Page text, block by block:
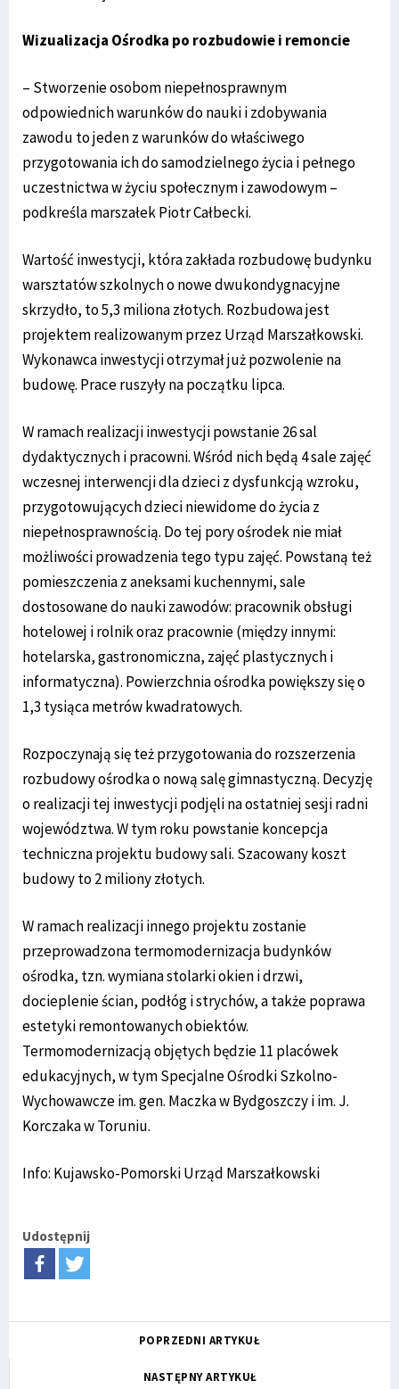
Wizualizacja Ośrodka po rozbudowie i remoncie
– Stworzenie osobom niepełnosprawnym
odpowiednich warunków do nauki i zdobywania
zawodu to jeden z warunków do właściwego
przygotowania ich do samodzielnego życia i pełnego
uczestnictwa w życiu społecznym i zawodowym –
podkreśla marszałek Piotr Całbecki.
Wartość inwestycji, która zakłada rozbudowę budynku
warsztatów szkolnych o nowe dwukondygnacyjne
skrzydło, to 5,3 miliona złotych. Rozbudowa jest
projektem realizowanym przez Urząd Marszałkowski.
Wykonawca inwestycji otrzymał już pozwolenie na
budowę. Prace ruszyły na początku lipca.
W ramach realizacji inwestycji powstanie 26 sal
dydaktycznych i pracowni. Wśród nich będą 4 sale zajęć
wczesnej interwencji dla dzieci z dysfunkcją wzroku,
przygotowujących dzieci niewidome do życia z
niepełnosprawnością. Do tej pory ośrodek nie miał
możliwości prowadzenia tego typu zajęć. Powstaną też
pomieszczenia z aneksami kuchennymi, sale
dostosowane do nauki zawodów: pracownik obsługi
hotelowej i rolnik oraz pracownie (między innymi:
hotelarska, gastronomiczna, zajęć plastycznych i
informatyczna). Powierzchnia ośrodka powiększy się o
1,3 tysiąca metrów kwadratowych.
Rozpoczynają się też przygotowania do rozszerzenia
rozbudowy ośrodka o nową salę gimnastyczną. Decyzję
o realizacji tej inwestycji podjęli na ostatniej sesji radni
województwa. W tym roku powstanie koncepcja
techniczna projektu budowy sali. Szacowany koszt
budowy to 2 miliony złotych.
W ramach realizacji innego projektu zostanie
przeprowadzona termomodernizacja budynków
ośrodka, tzn. wymiana stolarki okien i drzwi,
docieplenie ścian, podłóg i strychów, a także poprawa
estetyki remontowanych obiektów.
Termomodernizacją objętych będzie 11 placówek
edukacyjnych, w tym Specjalne Ośrodki Szkolno-
Wychowawcze im. gen. Maczka w Bydgoszczy i im. J.
Korczaka w Toruniu.
Info: Kujawsko-Pomorski Urząd Marszałkowski
Udostępnij
POPRZEDNI ARTYKUŁ
NASTĘPNY ARTYKUŁ